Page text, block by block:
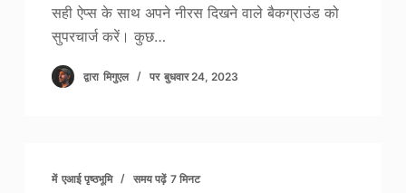
सही ऐप्स के साथ अपने नीरस दिखने वाले बैकग्राउंड को
सुपरचार्ज करें। कुछ…
द्वारा मिगुएल पर बुधवार 24, 2023
में एआई पृष्ठभूमि समय पढ़ें 7 मिनट